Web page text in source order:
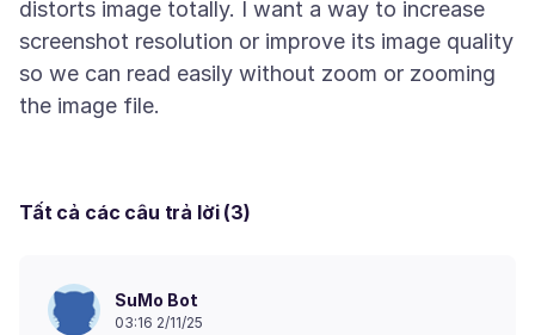
distorts image totally. I want a way to increase
screenshot resolution or improve its image quality
so we can read easily without zoom or zooming
Tất cả các câu trả lời (3)
SuMo Bot
03:16 2/11/25